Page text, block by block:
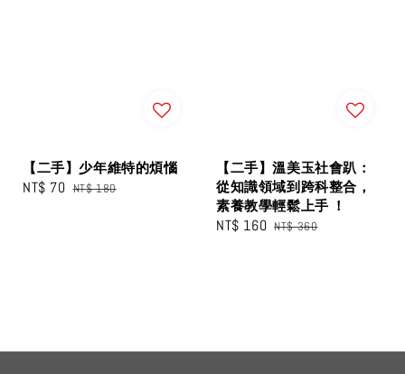
【二手】少年維特的煩惱
Sale
NT$ 70 Regular
NT$ 180
【二手】溫美玉社會趴：
從知識領域到跨科整合，
素養教學輕鬆上手 ！
Sale
NT$ 160 Regular
NT$ 360